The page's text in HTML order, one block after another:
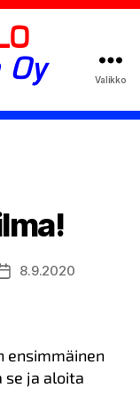
Oy
Valikko
Julkaisupäivämäärä
8.9.2020
ensimmäinen
se ja aloita